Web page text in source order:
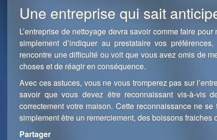
Une entreprise qui sait
L’entreprise de nettoyage devra savoir comme faire
simplement d’indiquer au prestataire vos
rencontre une difficulté ou voit que vous avez omis de
choses et de réagir en conséquence.
Avec ces astuces, vous ne vous tromperez pas sur
savoir que vous devez être reconnaissant vis-à-vis
correctement votre maison. Cette reconnaissance ne
simplement être un remerciement, des boissons fraiches
Partager